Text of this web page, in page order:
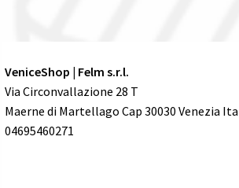
VeniceShop | Felm s.r.l.
Via Circonvallazione 28 T
Maerne di Martellago Cap 30030 Venezia
04695460271